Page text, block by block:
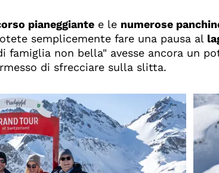
pianeggiante e le numerose
semplicemente fare una pausa al
famiglia non bella" avesse ancora un
di sfrecciare sulla slitta.